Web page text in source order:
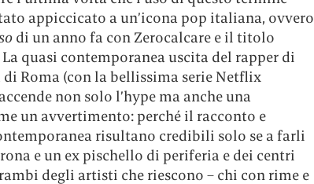
appiccicato a un’icona pop italiana, ovvero
di un anno fa con Zerocalcare e il titolo
quasi contemporanea uscita del rapper di
Roma (con la bellissima serie Netflix
non solo l’hype ma anche una
un avvertimento: perché il racconto e
risultano credibili solo se a farli
e un ex pischello di periferia e dei centri
degli artisti che riescono – chi con rime e